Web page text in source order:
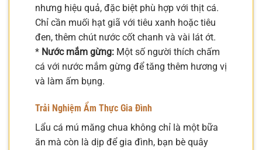
nhưng hiệu quả, đặc biệt phù hợp với thịt cá.
Chỉ cần muối hạt giã với tiêu xanh hoặc tiêu
đen, thêm chút nước cốt chanh và vài lát ớt.
* Nước mắm gừng: Một số người thích chấm
cá với nước mắm gừng để tăng thêm hương vị
và làm ấm bụng.
Trải Nghiệm Ẩm Thực Gia Đình
Lẩu cá mú măng chua không chỉ là một bữa
ăn mà còn là dịp để gia đình, bạn bè quây